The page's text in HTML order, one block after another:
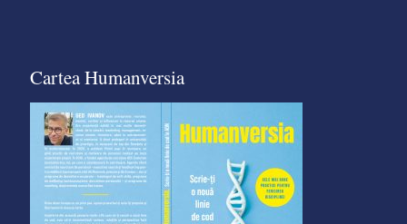
Cartea Humanversia